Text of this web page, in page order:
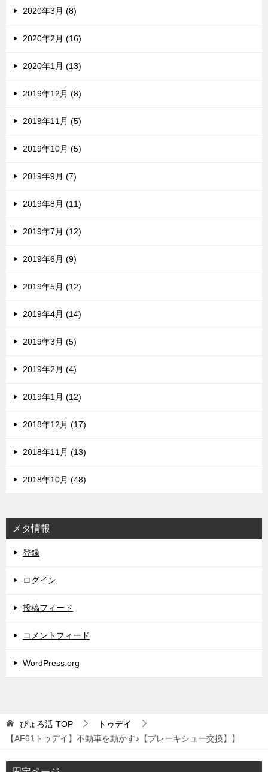
2020年3月 (8)
2020年2月 (16)
2020年1月 (13)
2019年12月 (8)
2019年11月 (5)
2019年10月 (5)
2019年9月 (7)
2019年8月 (11)
2019年7月 (12)
2019年6月 (9)
2019年5月 (12)
2019年4月 (14)
2019年3月 (5)
2019年2月 (4)
2019年1月 (12)
2018年12月 (17)
2018年11月 (13)
2018年10月 (48)
メタ情報
登録
ログイン
投稿フィード
コメントフィード
WordPress.org
ぴょろ活 TOP
トゥデイ
【AF61トゥデイ】不動車を動かす♪【ブレーキシュー交換】】